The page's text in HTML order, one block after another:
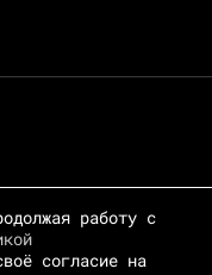
работу с
согласие на